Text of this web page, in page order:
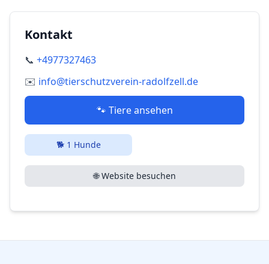
Kontakt
📞 +4977327463
✉️ info@tierschutzverein-radolfzell.de
🐾 Tiere ansehen
🐕 1 Hunde
🌐 Website besuchen